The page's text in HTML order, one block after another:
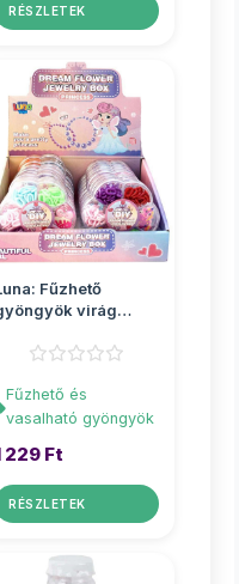
RÉSZLETEK
Fűzhető
virág
többf�...
Fűzhető és
vasalható gyöngyök
229 Ft
RÉSZLETEK